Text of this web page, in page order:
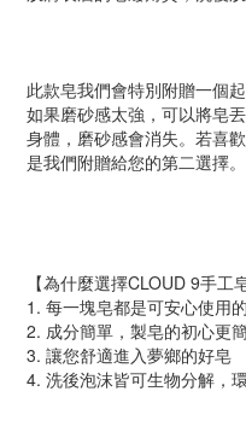
此款皂我們會特別附贈一個
如果磨砂感太強，可以將皂
身體，磨砂感會消失。若喜
是我們附贈給您的第二選擇。
【為什麼選擇CLOUD 9手工
1. 每一塊皂都是可安心使用
2. 成分簡單，製皂的初心更
3. 讓您舒適進入夢鄉的好皂
4. 洗後泡沫皆可生物分解，